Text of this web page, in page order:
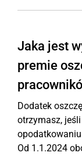
Jaka jest
premie
Dodatek
otrzymasz,
Od 1.1.2024